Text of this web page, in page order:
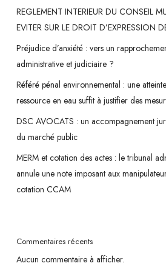
REGLEMENT INTERIEUR DU CONSEIL
EVITER SUR LE DROIT D’EXPRESSION
Préjudice d’anxiété : vers un
administrative et judiciaire ?
Référé pénal environnemental : une
ressource en eau suffit à justifier des
DSC AVOCATS : un accompagnement
du marché public
MERM et cotation des actes : le tribunal
annule une note imposant aux
cotation CCAM
Commentaires récents
Aucun commentaire à afficher.